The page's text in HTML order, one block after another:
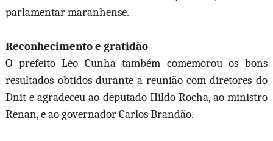
parlamentar maranhense.
Reconhecimento e gratidão
O prefeito Léo Cunha também comemorou os bons
resultados obtidos durante a reunião com diretores do
Dnit e agradeceu ao deputado Hildo Rocha, ao ministro
Renan, e ao governador Carlos Brandão.